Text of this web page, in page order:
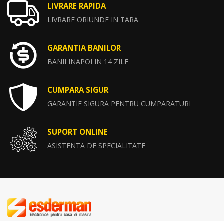
LIVRARE RAPIDA
LIVRARE ORIUNDE IN TARA
GARANTIA BANILOR
BANII INAPOI IN 14 ZILE
CUMPARA SIGUR
GARANTIE SIGURA PENTRU CUMPARATURI
SUPORT ONLINE
ASISTENTA DE SPECIALITATE